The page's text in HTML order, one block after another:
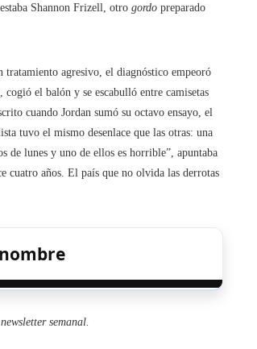
Shannon Frizell, otro gordo preparado
agresivo, el diagnóstico empeoró
el balón y se escabulló entre camisetas
cuando Jordan sumó su octavo ensayo, el
tuvo el mismo desenlace que las otras: una
de lunes y uno de ellos es horrible”, apuntaba
cuatro años. El país que no olvida las derrotas
semanal